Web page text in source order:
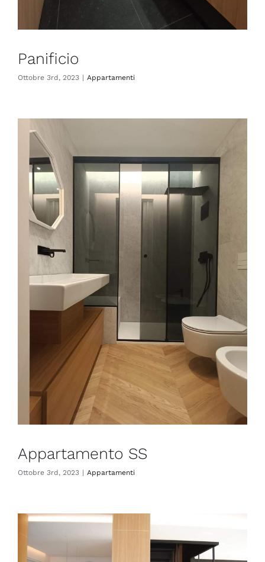
Panificio
Ottobre 3rd, 2023 | Appartamenti
Appartamento SS
Ottobre 3rd, 2023 | Appartamenti